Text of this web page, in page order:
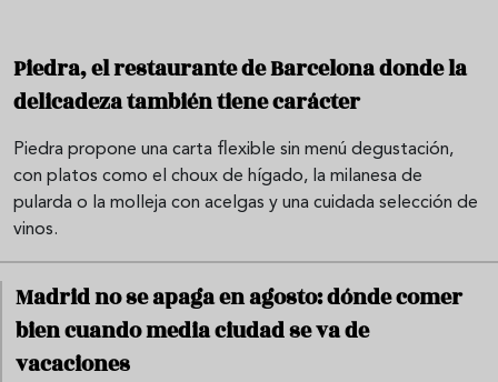
Piedra, el restaurante de Barcelona donde la
delicadeza también tiene carácter
Piedra propone una carta flexible sin menú degustación,
con platos como el choux de hígado, la milanesa de
pularda o la molleja con acelgas y una cuidada selección de
vinos.
Madrid no se apaga en agosto: dónde comer
bien cuando media ciudad se va de
vacaciones